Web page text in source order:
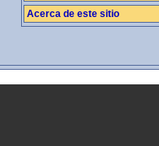
Acerca de este sitio